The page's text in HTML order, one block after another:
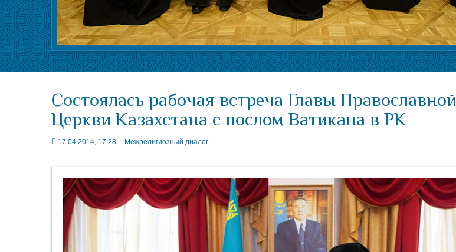
Состоялась рабочая встреча Главы Православной
Церкви Казахстана с послом Ватикана в РК
17.04.2014, 17:28 Межрелигиозный диалог